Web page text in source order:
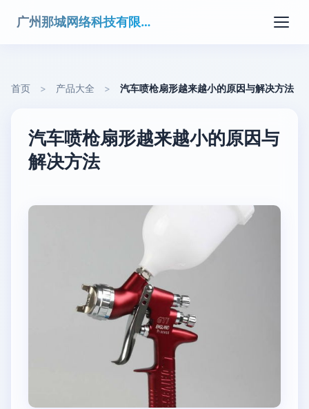
广州那城网络科技有限公司
首页 > 产品大全 > 汽车喷枪扇形越来越小的原因与解决方法
汽车喷枪扇形越来越小的原因与
解决方法